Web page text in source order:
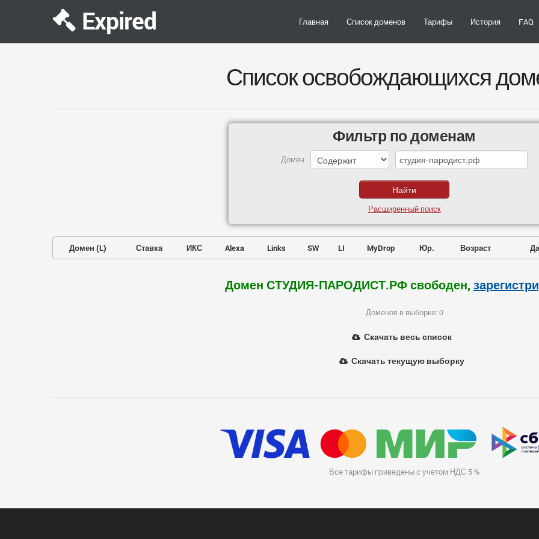
Expired Главная Список доменов Тарифы История FAQ
Список освобождающихся
Фильтр по доменам
Домен
Расширенный поиск
Домен (L) Ставка ИКС Alexa Links SW LI MyDrop Юр. Возраст
Домен СТУДИЯ-ПАРОДИСТ.РФ свободен,
Доменов в выборке: 0
Скачать весь список
Скачать текущую выборку
Все тарифы приведены с учетом НДС 5 %